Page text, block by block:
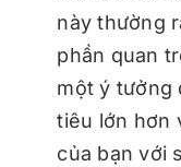
này thường
phần quan
một ý tưởng
tiêu lớn hơn
của bạn với